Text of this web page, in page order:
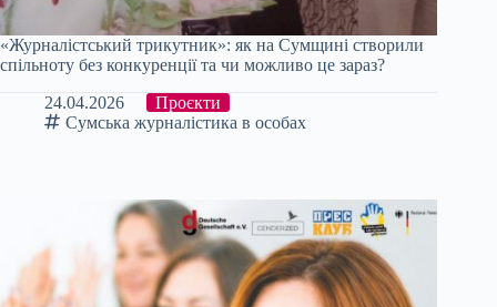
«Журналістський трикутник»: як на Сумщині створили
спільноту без конкуренції та чи можливо це зараз?
24.04.2026
Проєкти
Сумська журналістика в особах